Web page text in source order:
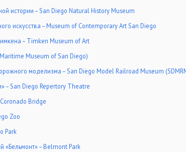
истории – San Diego Natural History Museum
искусства – Museum of Contemporary Art San Diego
– Timken Museum of Art
Museum of San Diego)
моделизма – San Diego Model Railroad Museum
– San Diego Repertory Theatre
Bridge
Zoo
Park
«Бельмонт» – Belmont Park